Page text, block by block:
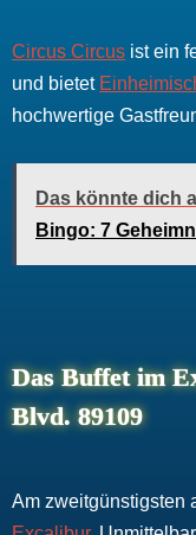
Circus Circus ist ein
und bietet
hochwertige
Das könnte dich
Bingo: 7
Das Buffet im
Blvd. 89109
Am zweitgünstigsten